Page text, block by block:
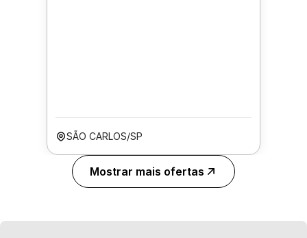
SÃO CARLOS/SP
Mostrar mais ofertas